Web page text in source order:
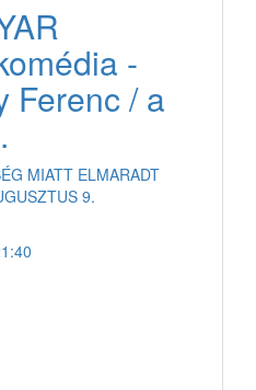
-
Ferenc / a
MIATT ELMARADT
9.